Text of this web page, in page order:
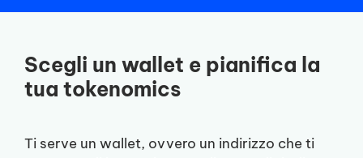
Scegli un wallet e pianifica la
tua tokenomics
Ti serve un wallet, ovvero un indirizzo che ti